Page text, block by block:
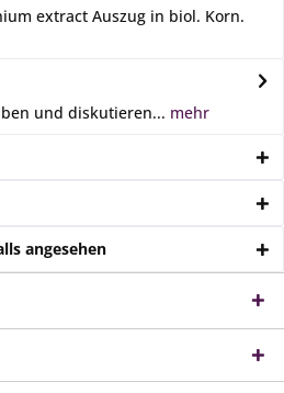
extract Auszug in biol. Korn.
und diskutieren... mehr
angesehen